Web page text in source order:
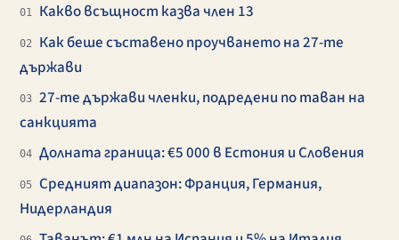
01 Какво всъщност казва член 13
02
Как беше съставено проучването на 27-те
държави
03 27-те държави членки, подредени по таван на
санкцията
04 Долната граница: €5 000 в Естония и Словения
05 Средният диапазон: Франция, Германия,
Нидерландия